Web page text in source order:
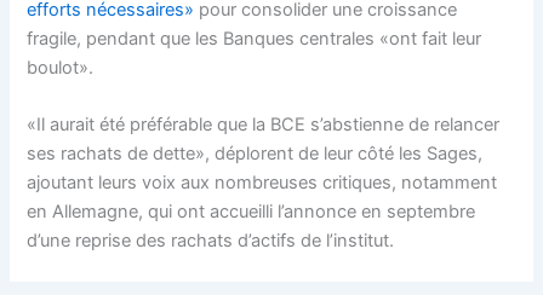
efforts nécessaires» pour consolider une croissance
fragile, pendant que les Banques centrales «ont fait leur
boulot».
«Il aurait été préférable que la BCE s’abstienne de relancer
ses rachats de dette», déplorent de leur côté les Sages,
ajoutant leurs voix aux nombreuses critiques, notamment
en Allemagne, qui ont accueilli l’annonce en septembre
d’une reprise des rachats d’actifs de l’institut.